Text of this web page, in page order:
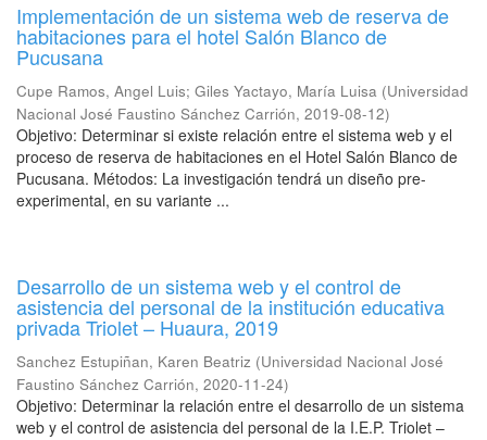
Implementación de un sistema web de reserva de
habitaciones para el hotel Salón Blanco de
Pucusana
Cupe Ramos, Angel Luis; Giles Yactayo, María Luisa (Universidad
Nacional José Faustino Sánchez Carrión, 2019-08-12)
Objetivo: Determinar si existe relación entre el sistema web y el
proceso de reserva de habitaciones en el Hotel Salón Blanco de
Pucusana. Métodos: La investigación tendrá un diseño pre-
experimental, en su variante ...
Desarrollo de un sistema web y el control de
asistencia del personal de la institución educativa
privada Triolet – Huaura, 2019
Sanchez Estupiñan, Karen Beatriz (Universidad Nacional José
Faustino Sánchez Carrión, 2020-11-24)
Objetivo: Determinar la relación entre el desarrollo de un sistema
web y el control de asistencia del personal de la I.E.P. Triolet –